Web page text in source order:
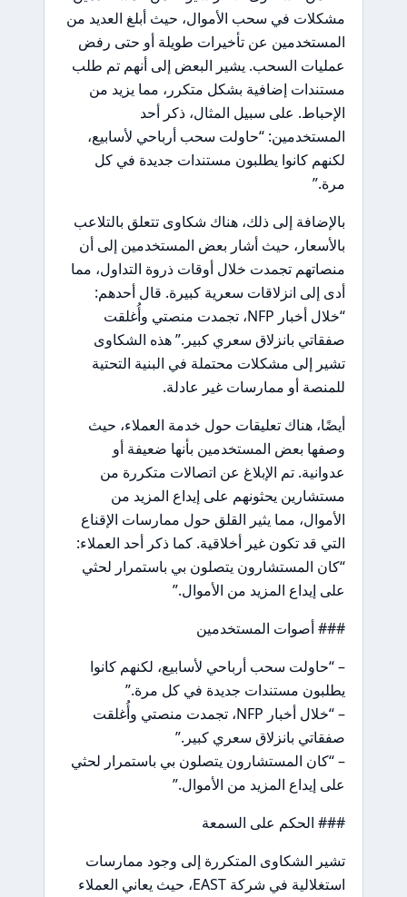
مشكلات في سحب الأموال، حيث أبلغ العديد من
المستخدمين عن تأخيرات طويلة أو حتى رفض
عمليات السحب. يشير البعض إلى أنهم تم طلب
مستندات إضافية بشكل متكرر، مما يزيد من
الإحباط. على سبيل المثال، ذكر أحد
المستخدمين: “حاولت سحب أرباحي لأسابيع،
لكنهم كانوا يطلبون مستندات جديدة في كل
مرة.”
بالإضافة إلى ذلك، هناك شكاوى تتعلق بالتلاعب
بالأسعار، حيث أشار بعض المستخدمين إلى أن
منصاتهم تجمدت خلال أوقات ذروة التداول، مما
أدى إلى انزلاقات سعرية كبيرة. قال أحدهم:
“خلال أخبار NFP، تجمدت منصتي وأُغلقت
صفقاتي بانزلاق سعري كبير.” هذه الشكاوى
تشير إلى مشكلات محتملة في البنية التحتية
للمنصة أو ممارسات غير عادلة.
أيضًا، هناك تعليقات حول خدمة العملاء، حيث
وصفها بعض المستخدمين بأنها ضعيفة أو
عدوانية. تم الإبلاغ عن اتصالات متكررة من
مستشارين يحثونهم على إيداع المزيد من
الأموال، مما يثير القلق حول ممارسات الإقناع
التي قد تكون غير أخلاقية. كما ذكر أحد العملاء:
“كان المستشارون يتصلون بي باستمرار لحثي
على إيداع المزيد من الأموال.”
### أصوات المستخدمين
– “حاولت سحب أرباحي لأسابيع، لكنهم كانوا
يطلبون مستندات جديدة في كل مرة.”
– “خلال أخبار NFP، تجمدت منصتي وأُغلقت
صفقاتي بانزلاق سعري كبير.”
– “كان المستشارون يتصلون بي باستمرار لحثي
على إيداع المزيد من الأموال.”
### الحكم على السمعة
تشير الشكاوى المتكررة إلى وجود ممارسات
استغلالية في شركة EAST، حيث يعاني العملاء